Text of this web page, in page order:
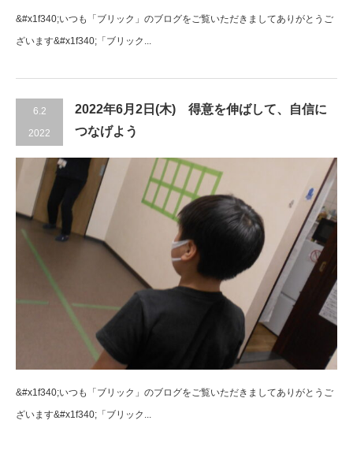
&#x1f340;いつも「ブリック」のブログをご覧いただきましてありがとうご
ざいます&#x1f340;「ブリック...
6.2
2022
2022年6月2日(木) 得意を伸ばして、自信に
つなげよう
&#x1f340;いつも「ブリック」のブログをご覧いただきましてありがとうご
ざいます&#x1f340;「ブリック...